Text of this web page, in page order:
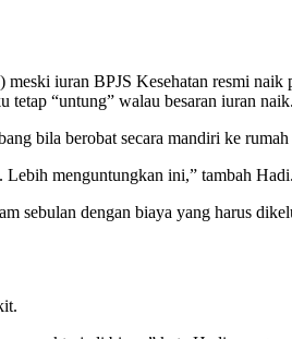
iuran BPJS Kesehatan resmi naik
“untung” walau besaran iuran naik.
bila berobat secara mandiri ke rumah
menguntungkan ini,” tambah Hadi.
sebulan dengan biaya yang harus